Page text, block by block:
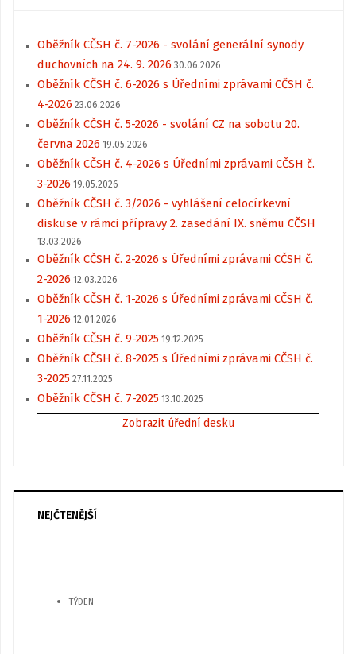
Oběžník CČSH č. 7-2026 - svolání generální synody
duchovních na 24. 9. 2026 30.06.2026
Oběžník CČSH č. 6-2026 s Úředními zprávami CČSH č.
4-2026 23.06.2026
Oběžník CČSH č. 5-2026 - svolání CZ na sobotu 20.
června 2026 19.05.2026
Oběžník CČSH č. 4-2026 s Úředními zprávami CČSH č.
3-2026 19.05.2026
Oběžník CČSH č. 3/2026 - vyhlášení celocírkevní
diskuse v rámci přípravy 2. zasedání IX. sněmu CČSH
13.03.2026
Oběžník CČSH č. 2-2026 s Úředními zprávami CČSH č.
2-2026 12.03.2026
Oběžník CČSH č. 1-2026 s Úředními zprávami CČSH č.
1-2026 12.01.2026
Oběžník CČSH č. 9-2025 19.12.2025
Oběžník CČSH č. 8-2025 s Úředními zprávami CČSH č.
3-2025 27.11.2025
Oběžník CČSH č. 7-2025 13.10.2025
Zobrazit úřední desku
NEJČTENĚJŠÍ
TÝDEN